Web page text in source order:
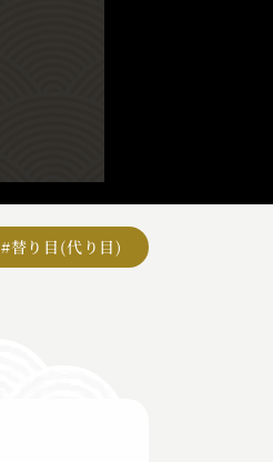
#替り目(代り目)